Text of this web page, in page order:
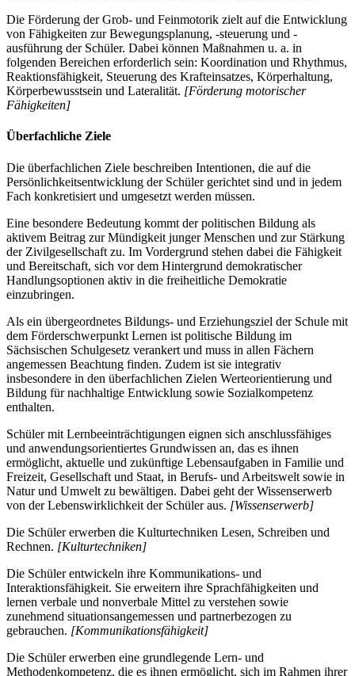
Die Förderung der Grob- und Feinmotorik zielt auf die Entwicklung
von Fähigkeiten zur Bewegungsplanung, -steuerung und -
ausführung der Schüler. Dabei können Maßnahmen u. a. in
folgenden Bereichen erforderlich sein: Koordination und Rhythmus,
Reaktionsfähigkeit, Steuerung des Krafteinsatzes, Körperhaltung,
Körperbewusstsein und Lateralität. [Förderung motorischer
Fähigkeiten]
Überfachliche Ziele
Die überfachlichen Ziele beschreiben Intentionen, die auf die
Persönlichkeitsentwicklung der Schüler gerichtet sind und in jedem
Fach konkretisiert und umgesetzt werden müssen.
Eine besondere Bedeutung kommt der politischen Bildung als
aktivem Beitrag zur Mündigkeit junger Menschen und zur Stärkung
der Zivilgesellschaft zu. Im Vordergrund stehen dabei die Fähigkeit
und Bereitschaft, sich vor dem Hintergrund demokratischer
Handlungsoptionen aktiv in die freiheitliche Demokratie
einzubringen.
Als ein übergeordnetes Bildungs- und Erziehungsziel der Schule mit
dem Förderschwerpunkt Lernen ist politische Bildung im
Sächsischen Schulgesetz verankert und muss in allen Fächern
angemessen Beachtung finden. Zudem ist sie integrativ
insbesondere in den überfachlichen Zielen Werteorientierung und
Bildung für nachhaltige Entwicklung sowie Sozialkompetenz
enthalten.
Schüler mit Lernbeeinträchtigungen eignen sich anschlussfähiges
und anwendungsorientiertes Grundwissen an, das es ihnen
ermöglicht, aktuelle und zukünftige Lebensaufgaben in Familie und
Freizeit, Gesellschaft und Staat, in Berufs- und Arbeitswelt sowie in
Natur und Umwelt zu bewältigen. Dabei geht der Wissenserwerb
von der Lebenswirklichkeit der Schüler aus. [Wissenserwerb]
Die Schüler erwerben die Kulturtechniken Lesen, Schreiben und
Rechnen. [Kulturtechniken]
Die Schüler entwickeln ihre Kommunikations- und
Interaktionsfähigkeit. Sie erweitern ihre Sprachfähigkeiten und
lernen verbale und nonverbale Mittel zu verstehen sowie
zunehmend situationsangemessen und partnerbezogen zu
gebrauchen. [Kommunikationsfähigkeit]
Die Schüler erwerben eine grundlegende Lern- und
Methodenkompetenz, die es ihnen ermöglicht, sich im Rahmen ihrer